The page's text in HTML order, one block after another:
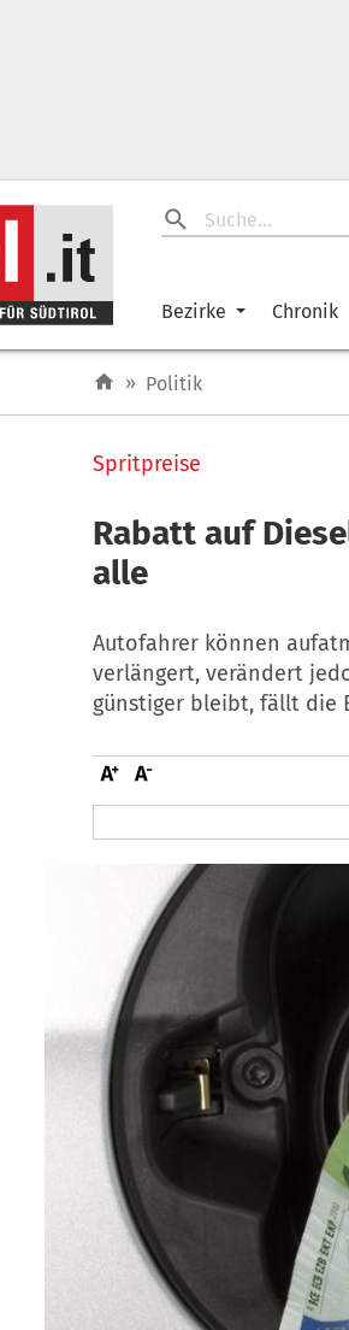
Bezirke Chronik
» Politik
Spritpreise
Rabatt auf
alle
Autofahrer können
verlängert, verändert
günstiger bleibt, fällt die